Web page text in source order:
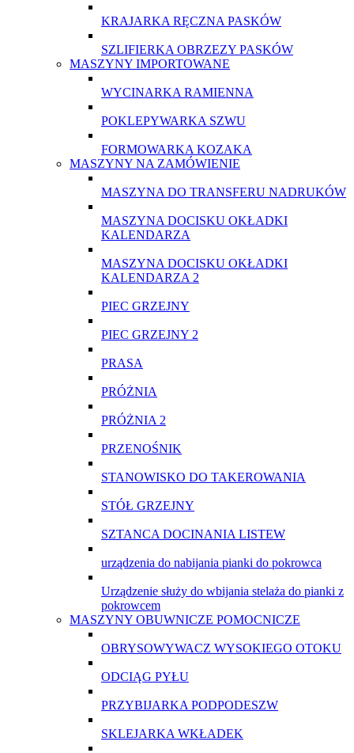
KRAJARKA RĘCZNA PASKÓW
SZLIFIERKA OBRZEZY PASKÓW
MASZYNY IMPORTOWANE
WYCINARKA RAMIENNA
POKLEPYWARKA SZWU
FORMOWARKA KOZAKA
MASZYNY NA ZAMÓWIENIE
MASZYNA DO TRANSFERU NADRUKÓW
MASZYNA DOCISKU OKŁADKI
KALENDARZA
MASZYNA DOCISKU OKŁADKI
KALENDARZA 2
PIEC GRZEJNY
PIEC GRZEJNY 2
PRASA
PRÓŻNIA
PRÓŻNIA 2
PRZENOŚNIK
STANOWISKO DO TAKEROWANIA
STÓŁ GRZEJNY
SZTANCA DOCINANIA LISTEW
urządzenia do nabijania pianki do pokrowca
Urządzenie służy do wbijania stelaża do pianki z
pokrowcem
MASZYNY OBUWNICZE POMOCNICZE
OBRYSOWYWACZ WYSOKIEGO OTOKU
ODCIĄG PYŁU
PRZYBIJARKA PODPODESZW
SKLEJARKA WKŁADEK